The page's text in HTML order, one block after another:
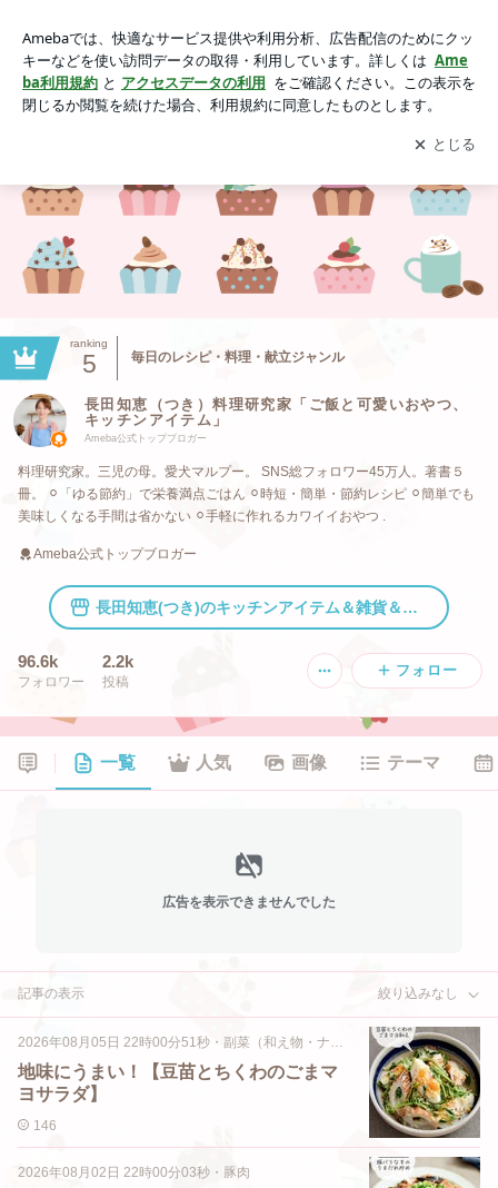
アイテム」アプリをダウンロードして ブログの更新通知
を受け取りまし
ょう。
開く
ranking
5 毎日のレシピ・料理・献立ジャンル
長田知恵（つき）料理研究家「ご飯と可愛いおやつ、
キッチンアイテム」
Ameba公式トップブロガー
料理研究家。三児の母。愛犬マルプー。 SNS総フォロワー45万人。著書５
冊。 ⚪︎「ゆる節約」で栄養満点ごはん ⚪︎時短・簡単・節約レシピ ⚪︎簡単でも
美味しくなる手間は省かない ⚪︎手軽に作れるカワイイおやつ .
Ameba公式トップブロガー
長田知恵(つき)のキッチンアイテム＆雑貨＆インテリア。
96.6k
フォロワー
2.2k
投稿
フォロー
一覧 人気 画像 テーマ
広告を表示できませんでした
記事の表示 絞り込みなし
2026年08月05日 22時00分51秒 ・ 副菜（和え物・ナムル・マリネなど）
地味にうまい！【豆苗とちくわのごまマ
ヨサラダ】
146
2026年08月02日 22時00分03秒 ・ 豚肉